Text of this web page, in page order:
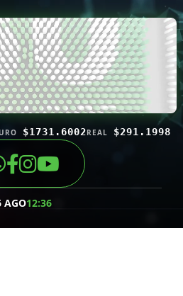
$1731.6002REAL $291.1998
AGO12:36